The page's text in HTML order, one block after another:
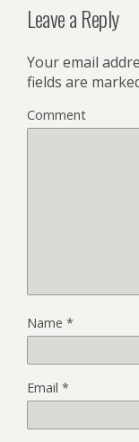
Leave a Reply
Your email
fields are
Comment
Name *
Email *